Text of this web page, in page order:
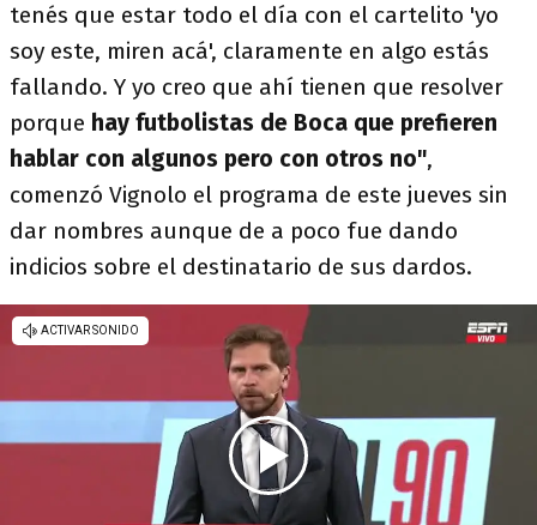
tenés que estar todo el día con el cartelito 'yo
soy este, miren acá', claramente en algo estás
fallando. Y yo creo que ahí tienen que resolver
porque hay futbolistas de Boca que prefieren
hablar con algunos pero con otros no",
comenzó Vignolo el programa de este jueves sin
dar nombres aunque de a poco fue dando
indicios sobre el destinatario de sus dardos.